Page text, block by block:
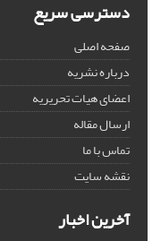
دسترسی سریع
صفحه اصلی
درباره نشریه
اعضای هیات تحریریه
ارسال مقاله
تماس با ما
نقشه سایت
آخرین اخبار